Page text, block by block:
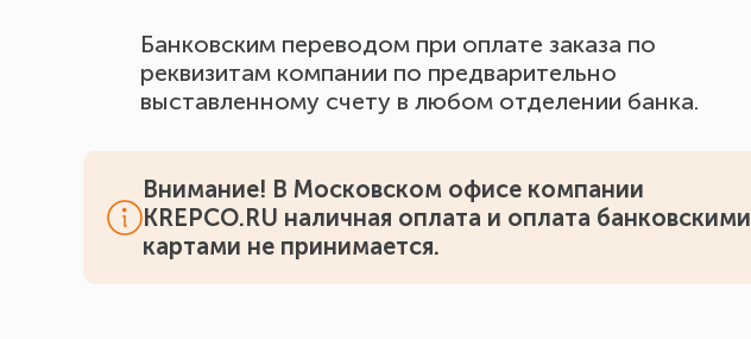
Банковским переводом при оплате заказа по
реквизитам компании по предварительно
выставленному счету в любом отделении банка.
Внимание! В Московском офисе компании
KREPCO.RU наличная оплата и оплата банковскими
картами не принимается.